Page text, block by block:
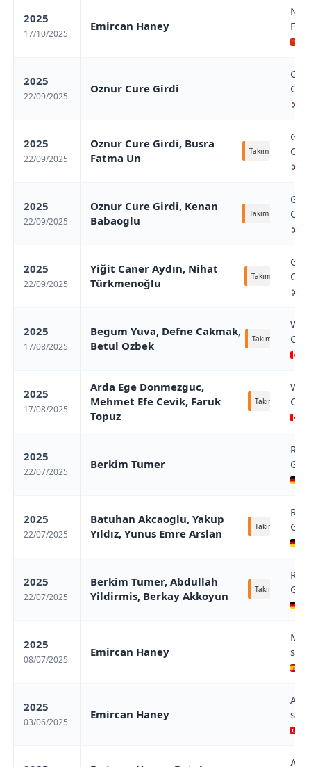
2025
17/10/2025
Emircan Haney
2025
22/09/2025
Oznur Cure Girdi
2025
22/09/2025
Oznur Cure Girdi, Busra
Fatma Un
Takım
2025
22/09/2025
Oznur Cure Girdi, Kenan
Babaoglu
Takım
2025
22/09/2025
Yiğit Caner Aydın, Nihat
Türkmenoǧlu
Takım
2025
17/08/2025
Begum Yuva, Defne Cakmak,
Betul Ozbek
Takım
2025
17/08/2025
Arda Ege Donmezguc,
Mehmet Efe Cevik, Faruk
Topuz
Takım
2025
22/07/2025
Berkim Tumer
2025
22/07/2025
Batuhan Akcaoglu, Yakup
Yıldız, Yunus Emre Arslan
Takım
2025
22/07/2025
Berkim Tumer, Abdullah
Yildirmis, Berkay Akkoyun
Takım
2025
08/07/2025
Emircan Haney
2025
03/06/2025
Emircan Haney